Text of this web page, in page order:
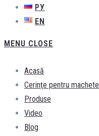
РУ
EN
MENU CLOSE
Acasă
Cerinţe pentru machete
Produse
Video
Blog